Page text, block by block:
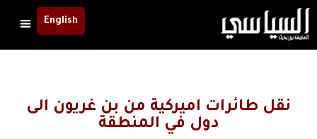
English
نقل طائرات اميركية من بن غريون الى
دول في المنطقة